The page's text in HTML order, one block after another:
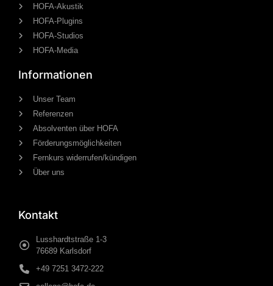
HOFA-Akustik
HOFA-Plugins
HOFA-Studios
HOFA-Media
Informationen
Unser Team
Referenzen
Absolventen über HOFA
Förderungsmöglichkeiten
Fernkurs widerrufen/kündigen
Über uns
Kontakt
Lusshardtstraße 1-3
76689 Karlsdorf
+49 7251 3472-222